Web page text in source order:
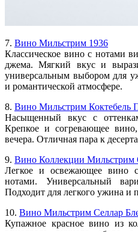
7. Вино Мильстрим 1936
Классическое вино с нотами
джема. Мягкий вкус и
универсальным выбором для
и романтической атмосфере.
8. Вино Мильстрим Коктебель
Насыщенный вкус с
Крепкое и согревающее
вечера. Отличная пара к
9. Вино Коллекции Мильстрим
Легкое и освежающее вино
нотами. Универсальный
Подходит для легкого ужина и
10. Вино Мильстрим Селлар
Купажное красное вино из